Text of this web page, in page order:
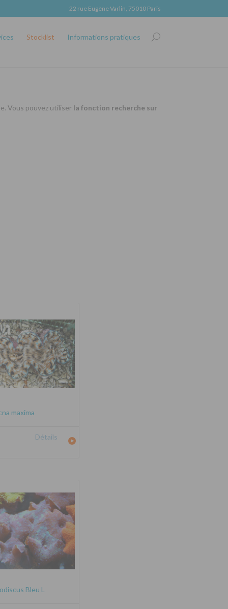
22 rue Eugène Varlin, 75010 Paris
Stocklist Informations pratiques
Vous pouvez utiliser la fonction recherche sur
maxima
Détails
Bleu L